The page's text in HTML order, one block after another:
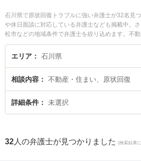
石川県で原状回復トラブルに強い弁護士が32名見
や休日面談に対応している弁護士なども掲載中。
松市などの地域条件で弁護士を絞り込めます。不
退き交渉や家賃交渉、不動産契約解除等の細かな
便利です。特に中澤法律事務所の中澤 彰孝弁護士
回復トラブルのトラブルを今すぐに弁護士に相談
のトラブル解決の実績豊富な近くの弁護士を検索
状回復トラブルを法律相談できる石川県内の弁護
エリア 石川県
相談内容 不動産・住まい、原状回復
詳細条件 未選択
32 人の弁護士が見つかりました (検索結果